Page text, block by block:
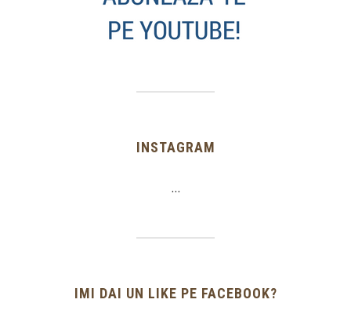
INSTAGRAM
…
IMI DAI UN LIKE PE FACEBOOK?